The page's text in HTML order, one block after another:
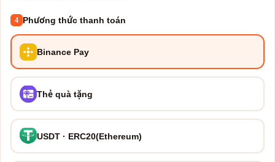
4 Phương thức thanh toán
Binance Pay
Thẻ quà tặng
USDT · ERC20(Ethereum)